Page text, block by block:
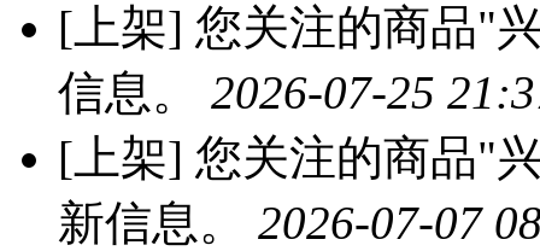
[上架] 您关注的商品"
信息。 2026-07-25
[上架] 您关注的商品"
新信息。 2026-07-07